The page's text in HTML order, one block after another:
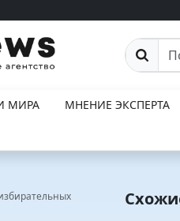
Поиск
МИРА
МНЕНИЕ ЭКСПЕРТА